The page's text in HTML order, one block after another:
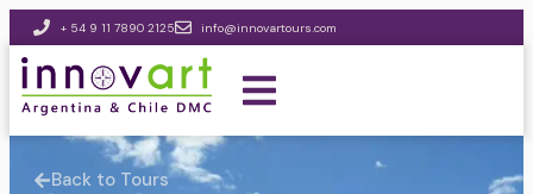
+ 54 9 11 7890 2125 info@innovartours.com
Back to Tours